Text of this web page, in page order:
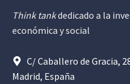
Think tankdedicado a la
económica y social
C/ Caballero de Gracia,
Madrid, España